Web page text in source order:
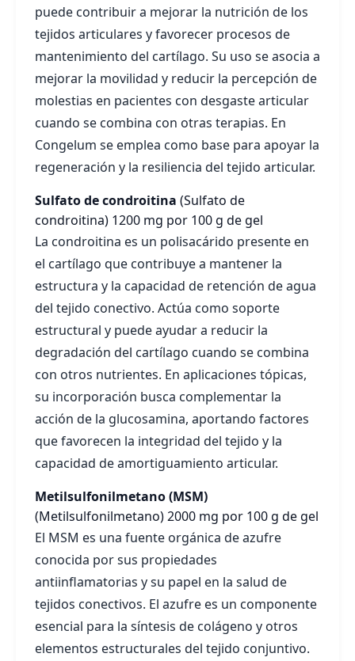
puede contribuir a mejorar la nutrición de los
tejidos articulares y favorecer procesos de
mantenimiento del cartílago. Su uso se asocia a
mejorar la movilidad y reducir la percepción de
molestias en pacientes con desgaste articular
cuando se combina con otras terapias. En
Congelum se emplea como base para apoyar la
regeneración y la resiliencia del tejido articular.
Sulfato de condroitina (Sulfato de
condroitina) 1200 mg por 100 g de gel
La condroitina es un polisacárido presente en
el cartílago que contribuye a mantener la
estructura y la capacidad de retención de agua
del tejido conectivo. Actúa como soporte
estructural y puede ayudar a reducir la
degradación del cartílago cuando se combina
con otros nutrientes. En aplicaciones tópicas,
su incorporación busca complementar la
acción de la glucosamina, aportando factores
que favorecen la integridad del tejido y la
capacidad de amortiguamiento articular.
Metilsulfonilmetano (MSM)
(Metilsulfonilmetano)2000 mg por 100 g de gel
El MSM es una fuente orgánica de azufre
conocida por sus propiedades
antiinflamatorias y su papel en la salud de
tejidos conectivos. El azufre es un componente
esencial para la síntesis de colágeno y otros
elementos estructurales del tejido conjuntivo.